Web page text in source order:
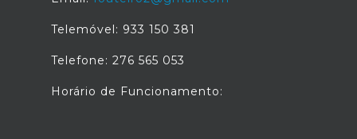
Telemóvel: 933 150 381
Telefone: 276 565 053
Horário de Funcionamento: